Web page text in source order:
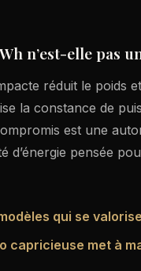
n’est-elle pas
réduit le poids
la constance de
est une
d’énergie pensée
qui se
capricieuse met à